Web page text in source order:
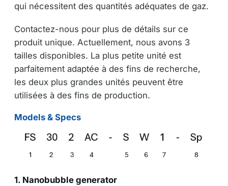
qui nécessitent des quantités adéquates de gaz.
Contactez-nous pour plus de détails sur ce
produit unique. Actuellement, nous avons 3
tailles disponibles. La plus petite unité est
parfaitement adaptée à des fins de recherche,
les deux plus grandes unités peuvent être
utilisées à des fins de production.
Models & Specs
1. Nanobubble generator